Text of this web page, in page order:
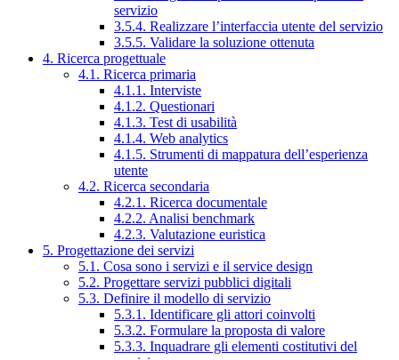
servizio
3.5.4. Realizzare l’interfaccia utente del servizio
3.5.5. Validare la soluzione ottenuta
4. Ricerca progettuale
4.1. Ricerca primaria
4.1.1. Interviste
4.1.2. Questionari
4.1.3. Test di usabilità
4.1.4. Web analytics
4.1.5. Strumenti di mappatura dell’esperienza
utente
4.2. Ricerca secondaria
4.2.1. Ricerca documentale
4.2.2. Analisi benchmark
4.2.3. Valutazione euristica
5. Progettazione dei servizi
5.1. Cosa sono i servizi e il service design
5.2. Progettare servizi pubblici digitali
5.3. Definire il modello di servizio
5.3.1. Identificare gli attori coinvolti
5.3.2. Formulare la proposta di valore
5.3.3. Inquadrare gli elementi costitutivi del